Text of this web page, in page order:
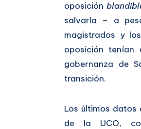
oposición
salvarla – a
magistrados y
oposición
gobernanza de
transición.
Los últimos datos
de la UCO,